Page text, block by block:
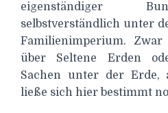
eigenständiger
selbstverständlich unter
Familienimperium.
über Seltene Erden
Sachen unter der Erde,
ließe sich hier bestimmt